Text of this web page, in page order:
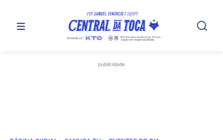
publicidade